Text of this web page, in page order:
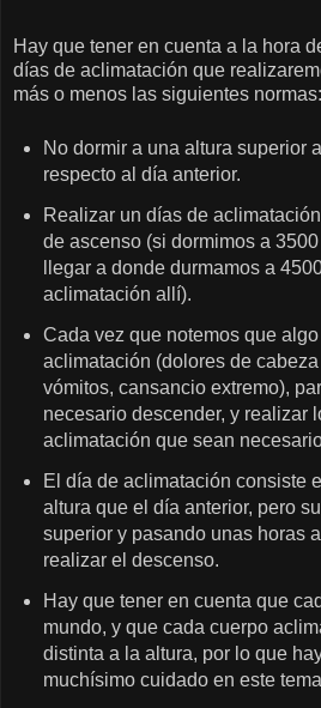
Hay que tener en cuenta a la hora
días de aclimatación que
más o menos las siguientes normas:
No dormir a una altura superior
respecto al día anterior.
Realizar un días de
de ascenso (si dormimos a
llegar a donde durmamos a
aclimatación allí).
Cada vez que notemos que
aclimatación (dolores de
vómitos, cansancio extremo),
necesario descender, y realizar
aclimatación que sean
El día de aclimatación consiste
altura que el día anterior, pero
superior y pasando unas horas
realizar el descenso.
Hay que tener en cuenta que
mundo, y que cada cuerpo
distinta a la altura, por lo que
muchísimo cuidado en este